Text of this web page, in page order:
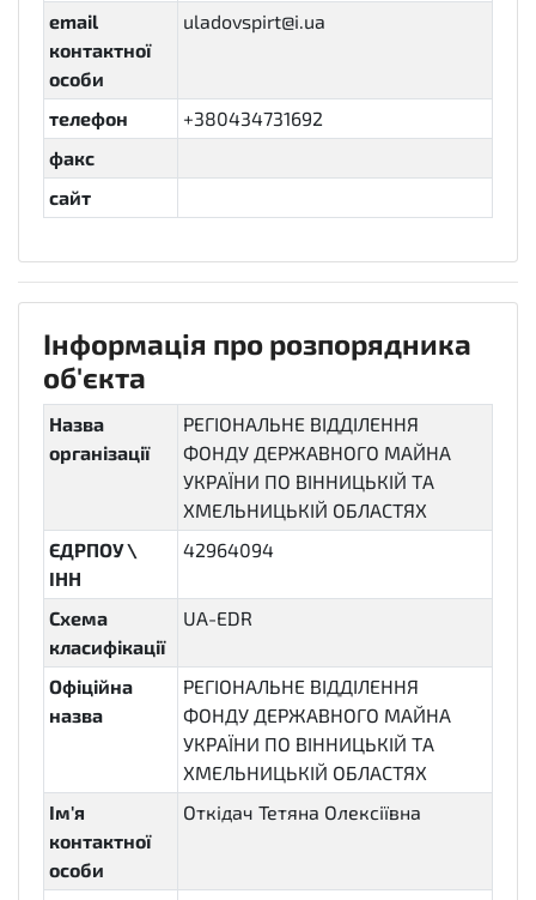
email
контактної
особи
uladovspirt@i.ua
телефон
+380434731692
факс
сайт
Інформація про розпорядника
об'єкта
Назва
організації
РЕГІОНАЛЬНЕ ВІДДІЛЕННЯ
ФОНДУ ДЕРЖАВНОГО МАЙНА
УКРАЇНИ ПО ВІННИЦЬКІЙ ТА
ХМЕЛЬНИЦЬКІЙ ОБЛАСТЯХ
ЄДРПОУ \
ІНН
42964094
Схема
класифікації
UA-EDR
Офіційна
назва
РЕГІОНАЛЬНЕ ВІДДІЛЕННЯ
ФОНДУ ДЕРЖАВНОГО МАЙНА
УКРАЇНИ ПО ВІННИЦЬКІЙ ТА
ХМЕЛЬНИЦЬКІЙ ОБЛАСТЯХ
Ім'я
контактної
особи
Откідач Тетяна Олексіївна